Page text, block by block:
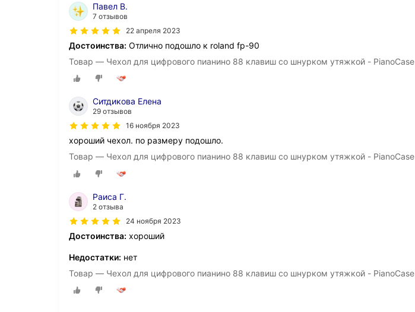
Павел В.
7 отзывов
22 апреля 2023
Достоинства: Отлично подошло к roland fp-90
Товар — Чехол для цифрового пианино 88 клавиш со шнурком утяжкой - PianoCase
Ситдикова Елена
29 отзывов
16 ноября 2023
хороший чехол. по размеру подошло.
Товар — Чехол для цифрового пианино 88 клавиш со шнурком утяжкой - PianoCase
Раиса Г.
2 отзыва
24 ноября 2023
Достоинства: хороший
Недостатки: нет
Товар — Чехол для цифрового пианино 88 клавиш со шнурком утяжкой - PianoCase